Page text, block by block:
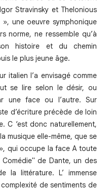
Stravinsky et Thelonious
», une oeuvre symphonique
norme, ne ressemble qu’à
histoire et du chemin
le plus jeune âge.
italien l’a envisagé comme
se lire selon le désir, ou
une face ou l’autre. Sur
d’écriture précède de loin
C ‘est donc naturellement,
musique elle-même, que se
qui occupe la face A toute
de Dante, un des
la littérature. L’ immense
de sentiments de